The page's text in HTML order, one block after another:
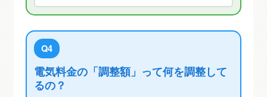
Q4
電気料金の「調整額」って何を調整して
るの？